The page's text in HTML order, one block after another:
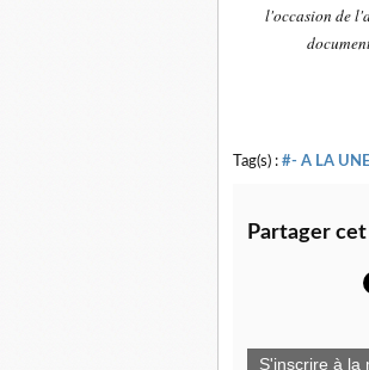
l'occasion de
Tag(s) : #- A LA UNE
Partager
S'inscrire à la